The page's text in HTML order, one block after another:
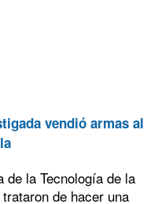
vendió armas al
de la Tecnología de la
de hacer una